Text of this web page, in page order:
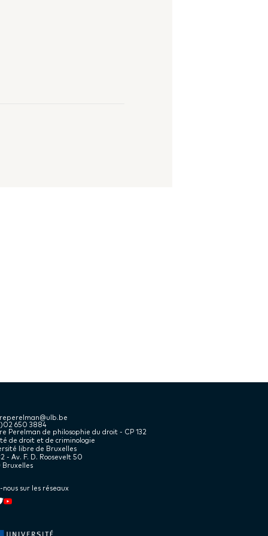
650 3884
Perelman de philosophie du droit - CP 132
de droit et de criminologie
libre de Bruxelles
- Av. F. D. Roosevelt 50
Bruxelles
nous sur les réseaux
Youtube